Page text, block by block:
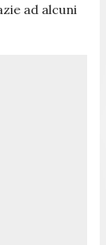
ad alcuni